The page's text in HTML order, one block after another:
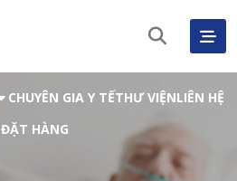
CHUYÊN GIA Y TẾTHƯ VIỆNLIÊN HỆ
ĐẶT HÀNG